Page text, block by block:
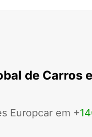
de Carros
Europcar em +